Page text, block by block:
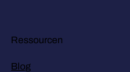
Ressourcen
Blog